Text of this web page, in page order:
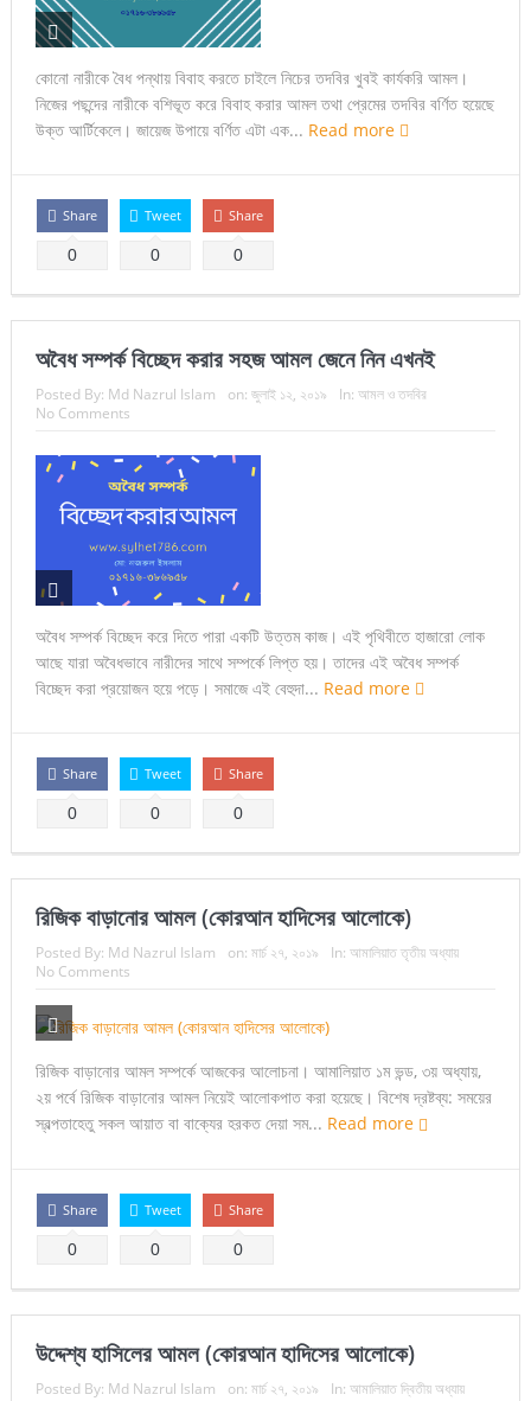
কোনো নারীকে বৈধ পন্থায় বিবাহ করতে চাইলে নিচের তদবির খুবই কার্যকরি আমল।
নিজের পছন্দের নারীকে বশিভূত করে বিবাহ করার আমল তথা প্রেমের তদবির বর্ণিত হয়েছে
উক্ত আর্টিকেলে। জায়েজ উপায়ে বর্ণিত এটা এক... Read more
Share
0
Tweet
0
Share
0
অবৈধ সম্পর্ক বিচ্ছেদ করার সহজ আমল জেনে নিন এখনই
Posted By: Md Nazrul Islam on: জুলাই ১২, ২০১৯ In: আমল ও তদবির
No Comments
অবৈধ সম্পর্ক বিচ্ছেদ করে দিতে পারা একটি উত্তম কাজ। এই পৃথিবীতে হাজারো লোক
আছে যারা অবৈধভাবে নারীদের সাথে সম্পর্কে লিপ্ত হয়। তাদের এই অবৈধ সম্পর্ক
বিচ্ছেদ করা প্রয়োজন হয়ে পড়ে। সমাজে এই বেহুদা... Read more
Share
0
Tweet
0
Share
0
রিজিক বাড়ানোর আমল (কোরআন হাদিসের আলোকে)
Posted By: Md Nazrul Islam on: মার্চ ২৭, ২০১৯ In: আমালিয়াত তৃতীয় অধ্যায়
No Comments
রিজিক বাড়ানোর আমল সম্পর্কে আজকের আলোচনা। আমালিয়াত ১ম ভন্ড, ৩য় অধ্যায়,
২য় পর্বে রিজিক বাড়ানোর আমল নিয়েই আলোকপাত করা হয়েছে। বিশেষ দ্রষ্টব্য: সময়ের
স্বল্পতাহেতু সকল আয়াত বা বাক্যের হরকত দেয়া সম... Read more
Share
0
Tweet
0
Share
0
উদ্দেশ্য হাসিলের আমল (কোরআন হাদিসের আলোকে)
Posted By: Md Nazrul Islam on: মার্চ ২৭, ২০১৯ In: আমালিয়াত দ্বিতীয় অধ্যায়